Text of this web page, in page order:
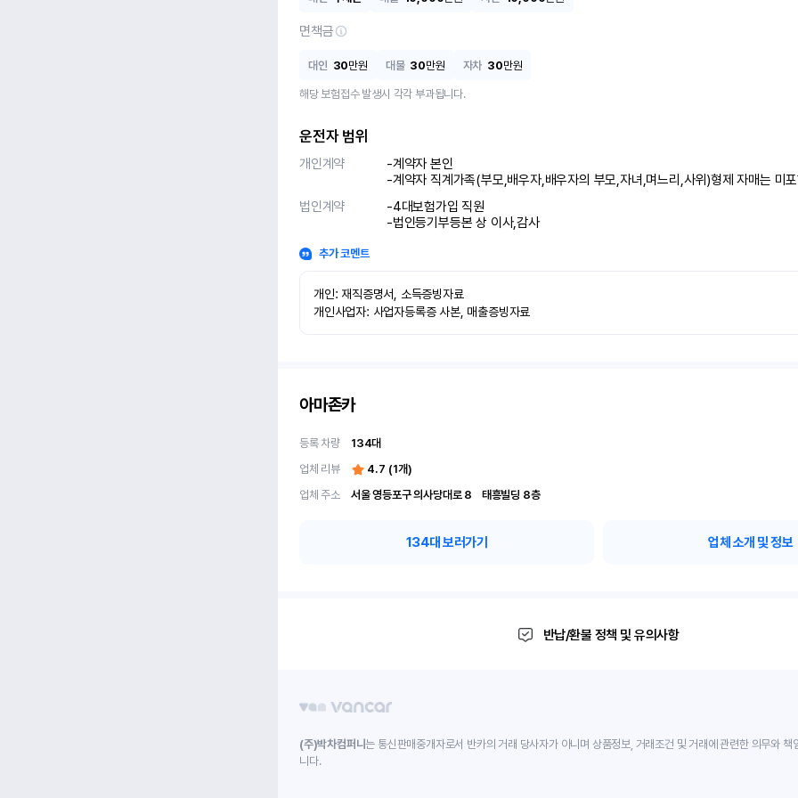
면책금
대인 30만원 대물 30만원 자차 30만원
해당 보험접수 발생시 각각 부과됩니다.
운전자 범위
개인계약
-계약자 본인
-계약자 직계가족(부모,배우자,배우자의 부모,자녀,며느리,사위)형제 자매는 미
법인계약
-4대보험가입 직원
-법인등기부등본 상 이사,감사
추가 코멘트
개인: 재직증명서, 소득증빙자료
개인사업자: 사업자등록증 사본, 매출증빙자료
아마존카
등록 차량 134대
업체 리뷰
4.7 (1개)
업체 주소
서울 영등포구 의사당대로 8	 태흥빌딩 8층
134대 보러가기 업체 소개 및 정보
반납/환불 정책 및 유의사항
(주)박차컴퍼니는 통신판매중개자로서 반카의 거래 당사자가 아니며 상품정보, 거래조건 및 거래에 관련한 의무와 책
니다.